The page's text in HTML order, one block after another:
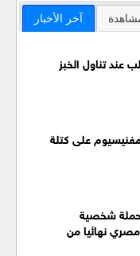
آخر الأخبار
عند تناول الخبز
على كتلة
شخصية
نهائيا من